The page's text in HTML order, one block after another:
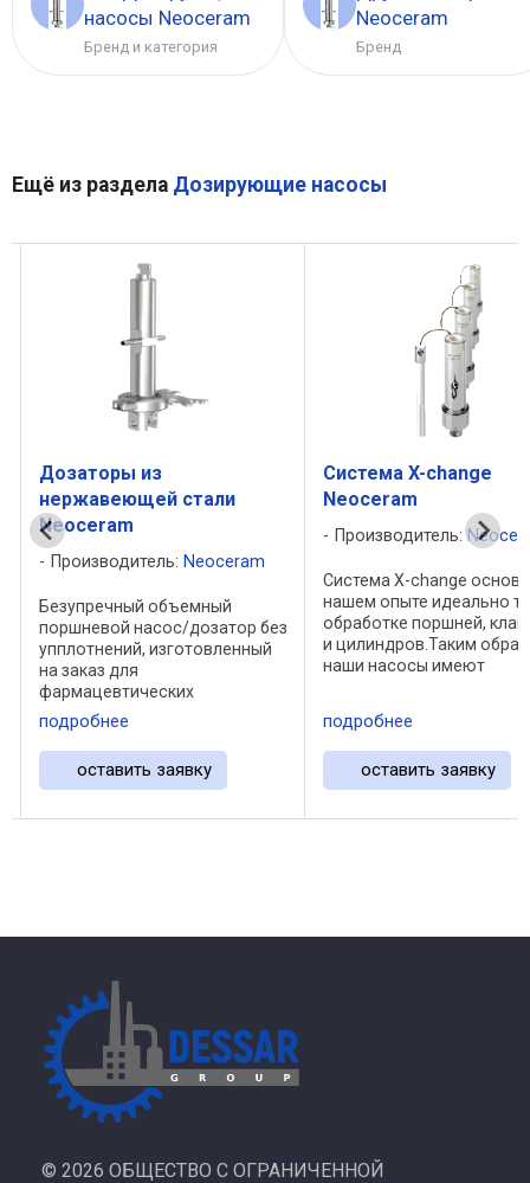
насосы Neoceram
Бренд и категория
Neoceram
Бренд
Ещё из раздела Дозирующие насосы
Дозаторы из
нержавеющей стали
Neoceram
Производитель: Neoceram
Безупречный объемный
поршневой насос/дозатор без
упплотнений, изготовленный
на заказ для
фармацевтических
требований. Материал
изготовления - нержавеющая
сталь 316L с твердым
хромированным покрытием
свойств. Характеристики и ...
подробнее
оставить заявку
Система X-change
Neoceram
Производитель:
Система X-change
нашем опыте идеально
обработке поршней,
и цилиндров.Таким
наши насосы имеют
компоненты, причем не
для деталей,
одной партии, но и между
партиями, ...
подробнее
оставить заявку
© 2026 ОБЩЕСТВО С ОГРАНИЧЕННОЙ